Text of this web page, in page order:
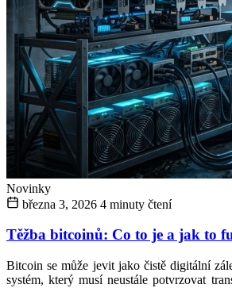
Novinky
března 3, 2026 4 minuty čtení
Těžba bitcoinů: Co to je a jak to
Bitcoin se může jevit jako čistě digitální
systém, který musí neustále potvrzovat